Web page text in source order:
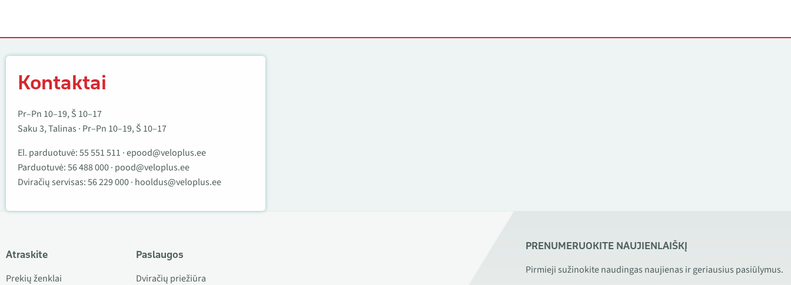
Kontaktai
Pr–Pn 10–19, Š 10–17
Saku 3, Talinas · Pr–Pn 10–19, Š 10–17
El. parduotuvė:55 551 511 ·epood@veloplus.ee
Parduotuvė:56 488 000· pood@veloplus.ee
Dviračių servisas:56 229 000· hooldus@veloplus.ee
Atraskite
Prekių ženklai
Paslaugos
Dviračių priežiūra
PRENUMERUOKITE NAUJIENLAIŠKĮ
Pirmieji sužinokite naudingas naujienas ir geriausius pasiūlymus.